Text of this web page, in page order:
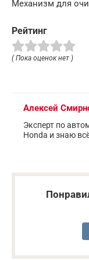
Механизм для
Рейтинг
( Пока оценок нет )
Алексей
Эксперт по
Honda и знаю